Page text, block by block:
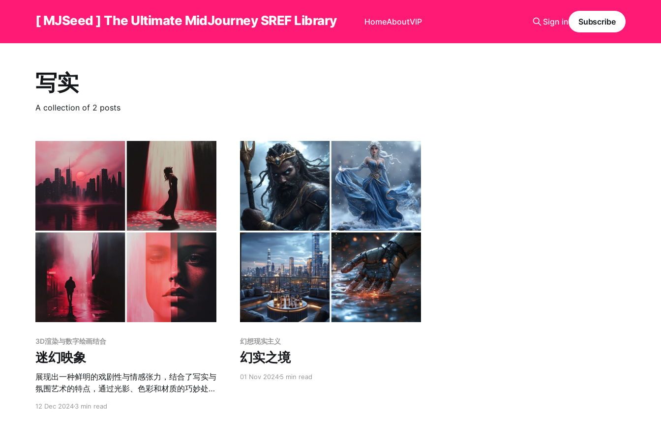
[ MJSeed ] The Ultimate MidJourney SREF Library HomeAboutVIP Sign in Subscribe
写实
A collection of 2 posts
3D渲染与数字绘画结合
迷幻映象
展现出一种鲜明的戏剧性与情感张力，结合了写实与
氛围艺术的特点，通过光影、色彩和材质的巧妙处
调以红色和粉色为主，搭配深黑与冷色光影的对比，
12 Dec 20243 min read
幻想现实主义
幻实之境
01 Nov 20245 min read